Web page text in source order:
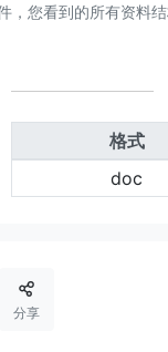
，您看到的所有资料
格式
doc

分享